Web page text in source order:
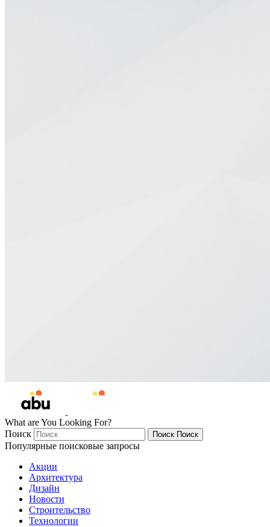
What are You Looking For?
Поиск
Поиск Поиск
Популярные поисковые запросы
Акции
Архитектура
Дизайн
Новости
Строительство
Технологии